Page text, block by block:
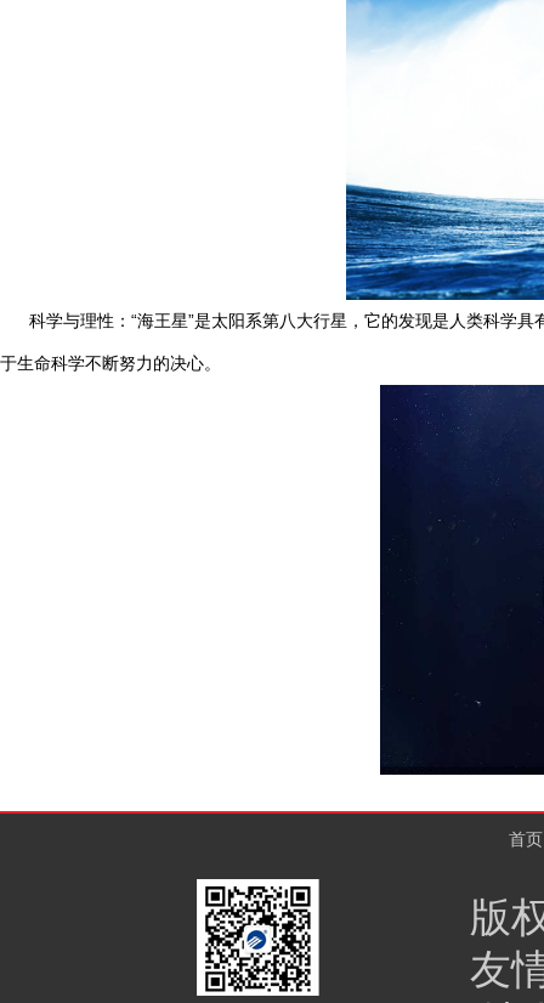
科学与理性：“海王星”是太阳系第八大行星，它的发现是人类科学具
于生命科学不断努力的决心。
首页
版
友